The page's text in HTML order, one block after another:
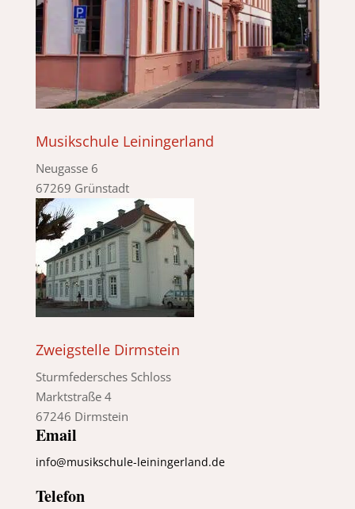
Musikschule Leiningerland
Neugasse 6
67269 Grünstadt
Zweigstelle Dirmstein
Sturmfedersches Schloss
Marktstraße 4
67246 Dirmstein
Email
info@musikschule-leiningerland.de
Telefon